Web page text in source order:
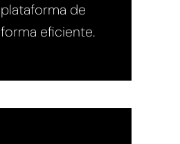
plataforma de
forma eficiente.